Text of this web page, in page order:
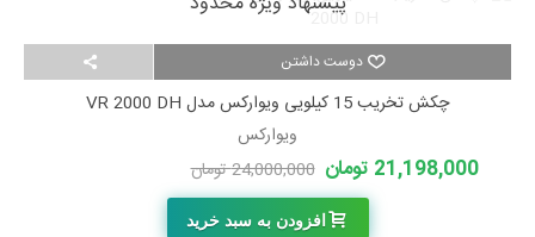
دوست داشتن
چکش تخریب 15 کیلویی ویوارکس مدل VR 2000 DH
ویوارکس
21,198,000 تومان 24,000,000 تومان
افزودن به سبد خرید